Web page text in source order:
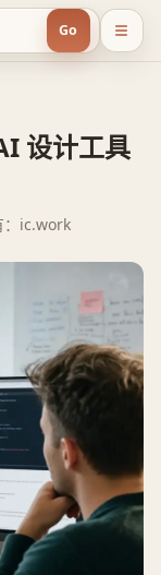
Go
设计工具
：ic.work